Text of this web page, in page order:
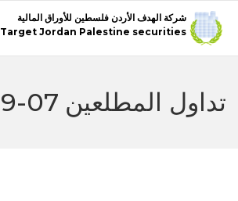
شركة الهدف الأردن فلسطين للأوراق المالية
Target Jordan Palestine securities
تداول المطلعين 07-09-2025